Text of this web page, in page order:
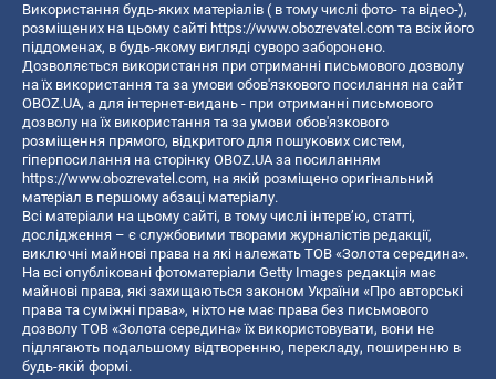
Використання будь-яких матеріалів ( в тому числі фото- та відео-),
розміщених на цьому сайті https://www.obozrevatel.com та всіх його
піддоменах, в будь-якому вигляді суворо заборонено.
Дозволяється використання при отриманні письмового дозволу
на їх використання та за умови обов'язкового посилання на сайт
OBOZ.UA, а для інтернет-видань - при отриманні письмового
дозволу на їх використання та за умови обов'язкового
розміщення прямого, відкритого для пошукових систем,
гіперпосилання на сторінку OBOZ.UA за посиланням
https://www.obozrevatel.com, на якій розміщено оригінальний
матеріал в першому абзаці матеріалу.
Всі матеріали на цьому сайті, в тому числі інтерв’ю, статті,
дослідження – є службовими творами журналістів редакції,
виключні майнові права на які належать ТОВ «Золота середина».
На всі опубліковані фотоматеріали Getty Images редакція має
майнові права, які захищаються законом України «Про авторські
права та суміжні права», ніхто не має права без письмового
дозволу ТОВ «Золота середина» їх використовувати, вони не
підлягають подальшому відтворенню, перекладу, поширенню в
будь-якій формі.